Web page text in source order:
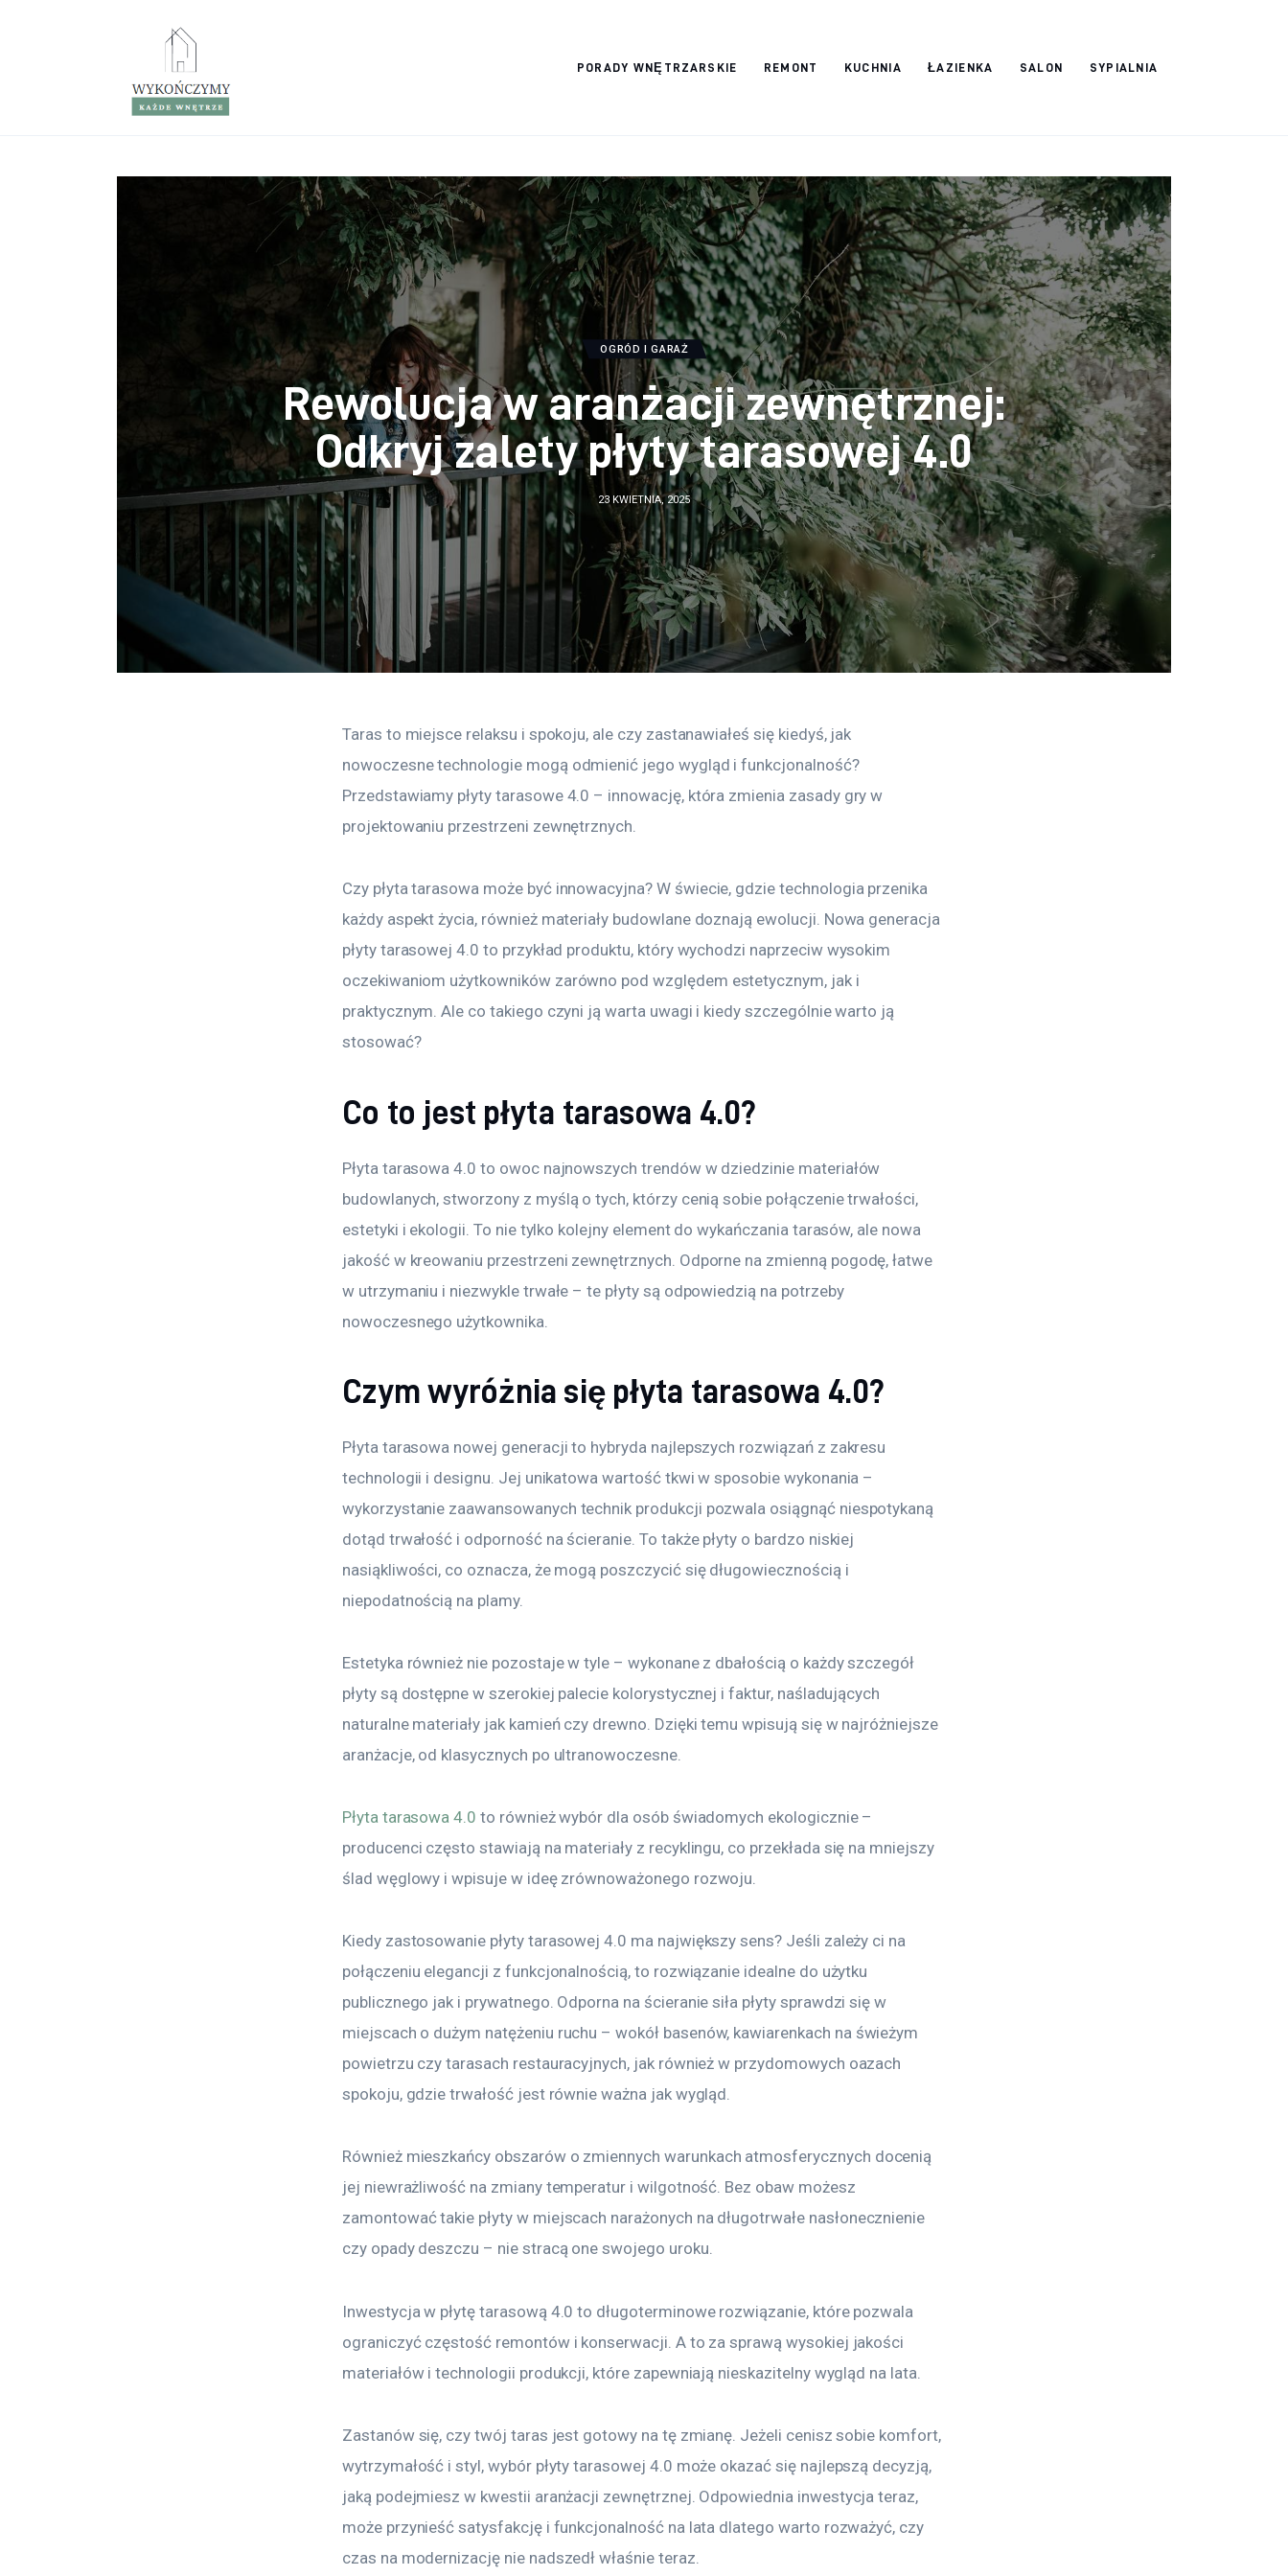
PORADY WNĘTRZARSKIE REMONT KUCHNIA ŁAZIENKA SALON SYPIALNIA
Wykończymy
OGRÓD I GARAŻ
Rewolucja w aranżacji zewnętrznej:
Odkryj zalety płyty tarasowej 4.0
23 KWIETNIA, 2025
Taras to miejsce relaksu i spokoju, ale czy zastanawiałeś się kiedyś, jak
nowoczesne technologie mogą odmienić jego wygląd i funkcjonalność?
Przedstawiamy płyty tarasowe 4.0 – innowację, która zmienia zasady gry w
projektowaniu przestrzeni zewnętrznych.
Czy płyta tarasowa może być innowacyjna? W świecie, gdzie technologia przenika
każdy aspekt życia, również materiały budowlane doznają ewolucji. Nowa generacja
płyty tarasowej 4.0 to przykład produktu, który wychodzi naprzeciw wysokim
oczekiwaniom użytkowników zarówno pod względem estetycznym, jak i
praktycznym. Ale co takiego czyni ją warta uwagi i kiedy szczególnie warto ją
stosować?
Co to jest płyta tarasowa 4.0?
Płyta tarasowa 4.0 to owoc najnowszych trendów w dziedzinie materiałów
budowlanych, stworzony z myślą o tych, którzy cenią sobie połączenie trwałości,
estetyki i ekologii. To nie tylko kolejny element do wykańczania tarasów, ale nowa
jakość w kreowaniu przestrzeni zewnętrznych. Odporne na zmienną pogodę, łatwe
w utrzymaniu i niezwykle trwałe – te płyty są odpowiedzią na potrzeby
nowoczesnego użytkownika.
Czym wyróżnia się płyta tarasowa 4.0?
Płyta tarasowa nowej generacji to hybryda najlepszych rozwiązań z zakresu
technologii i designu. Jej unikatowa wartość tkwi w sposobie wykonania –
wykorzystanie zaawansowanych technik produkcji pozwala osiągnąć niespotykaną
dotąd trwałość i odporność na ścieranie. To także płyty o bardzo niskiej
nasiąkliwości, co oznacza, że mogą poszczycić się długowiecznością i
niepodatnością na plamy.
Estetyka również nie pozostaje w tyle – wykonane z dbałością o każdy szczegół
płyty są dostępne w szerokiej palecie kolorystycznej i faktur, naśladujących
naturalne materiały jak kamień czy drewno. Dzięki temu wpisują się w najróżniejsze
aranżacje, od klasycznych po ultranowoczesne.
Płyta tarasowa 4.0 to również wybór dla osób świadomych ekologicznie –
producenci często stawiają na materiały z recyklingu, co przekłada się na mniejszy
ślad węglowy i wpisuje w ideę zrównoważonego rozwoju.
Kiedy zastosowanie płyty tarasowej 4.0 ma największy sens? Jeśli zależy ci na
połączeniu elegancji z funkcjonalnością, to rozwiązanie idealne do użytku
publicznego jak i prywatnego. Odporna na ścieranie siła płyty sprawdzi się w
miejscach o dużym natężeniu ruchu – wokół basenów, kawiarenkach na świeżym
powietrzu czy tarasach restauracyjnych, jak również w przydomowych oazach
spokoju, gdzie trwałość jest równie ważna jak wygląd.
Również mieszkańcy obszarów o zmiennych warunkach atmosferycznych docenią
jej niewrażliwość na zmiany temperatur i wilgotność. Bez obaw możesz
zamontować takie płyty w miejscach narażonych na długotrwałe nasłonecznienie
czy opady deszczu – nie stracą one swojego uroku.
Inwestycja w płytę tarasową 4.0 to długoterminowe rozwiązanie, które pozwala
ograniczyć częstość remontów i konserwacji. A to za sprawą wysokiej jakości
materiałów i technologii produkcji, które zapewniają nieskazitelny wygląd na lata.
Zastanów się, czy twój taras jest gotowy na tę zmianę. Jeżeli cenisz sobie komfort,
wytrzymałość i styl, wybór płyty tarasowej 4.0 może okazać się najlepszą decyzją,
jaką podejmiesz w kwestii aranżacji zewnętrznej. Odpowiednia inwestycja teraz,
może przynieść satysfakcję i funkcjonalność na lata dlatego warto rozważyć, czy
czas na modernizację nie nadszedł właśnie teraz.